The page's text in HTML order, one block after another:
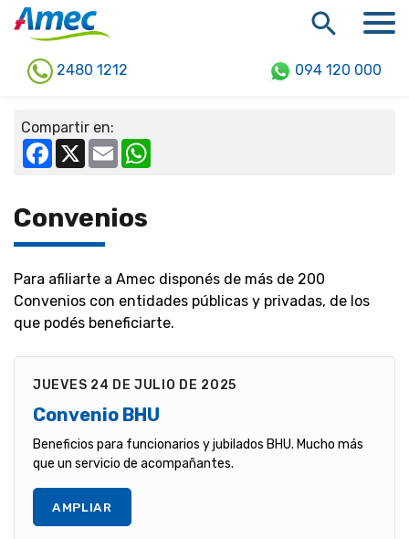
2480 1212 094 120 000
Compartir en:
Facebook
X Email
Convenios
Para afiliarte a Amec disponés de más de 200
Convenios con entidades públicas y privadas, de los
que podés beneficiarte.
JUEVES 24 DE JULIO DE 2025
Convenio BHU
Beneficios para funcionarios y jubilados BHU. Mucho más
que un servicio de acompañantes.
AMPLIAR